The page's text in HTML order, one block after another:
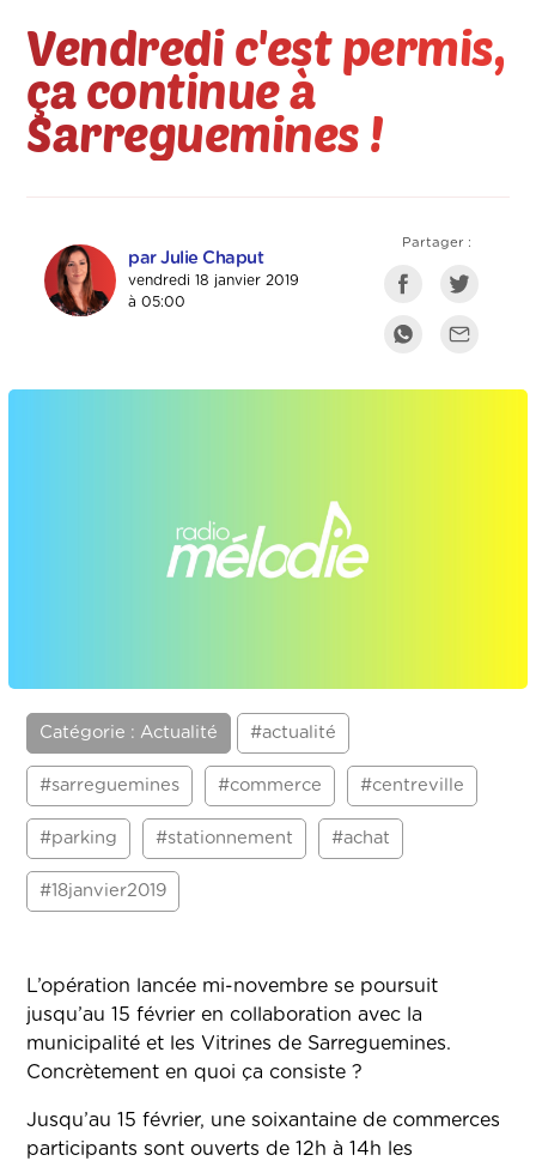
Vendredi c'est permis,
ça continue à
Sarreguemines !
par Julie Chaput
vendredi 18 janvier 2019
à 05:00
Partager :
Catégorie : Actualité #actualité
#sarreguemines #commerce #centreville
#parking #stationnement #achat
#18janvier2019
L’opération lancée mi-novembre se poursuit
jusqu’au 15 février en collaboration avec la
municipalité et les Vitrines de Sarreguemines.
Concrètement en quoi ça consiste ?
Jusqu’au 15 février, une soixantaine de commerces
participants sont ouverts de 12h à 14h les